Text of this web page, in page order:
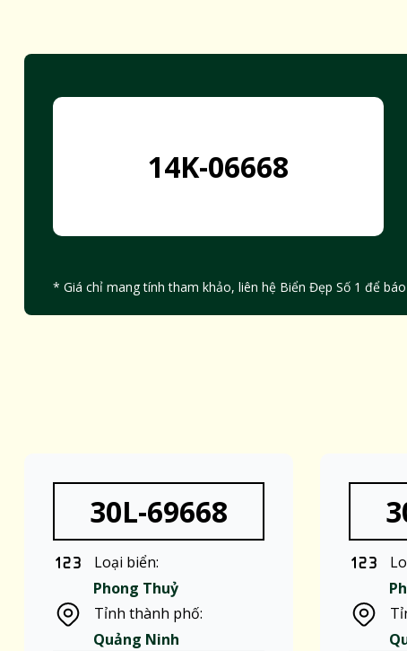
14K-06668
* Giá chỉ mang tính tham khảo, liên hệ Biển Đẹp Số 1 để
30L-69668
Loại biển:
Phong Thuỷ
Tỉnh thành phố:
Quảng Ninh